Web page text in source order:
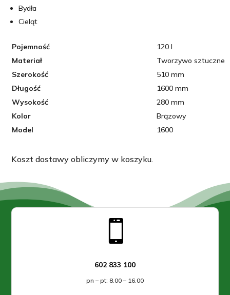
Bydła
Cieląt
Pojemność
120 l
Materiał
Tworzywo sztuczne
Szerokość
510 mm
Długość
1600 mm
Wysokość
280 mm
Kolor
Brązowy
Model
1600
Koszt dostawy obliczymy w koszyku.

602 833 100
pn – pt: 8.00 – 16.00